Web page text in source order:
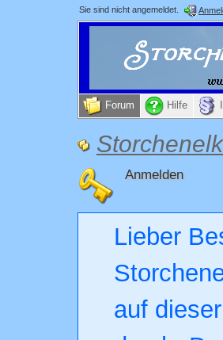
Sie sind nicht angemeldet.
Forum Hilfe
Anmelden
Lieber
auf